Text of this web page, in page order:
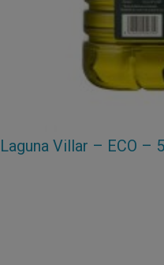
Laguna Villar – ECO –